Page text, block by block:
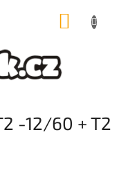
-12/60 + T2